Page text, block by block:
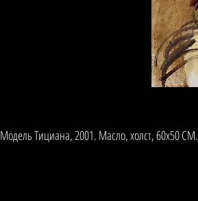
Модель Тициана, 2001. Масло, холст, 60х50 СМ.